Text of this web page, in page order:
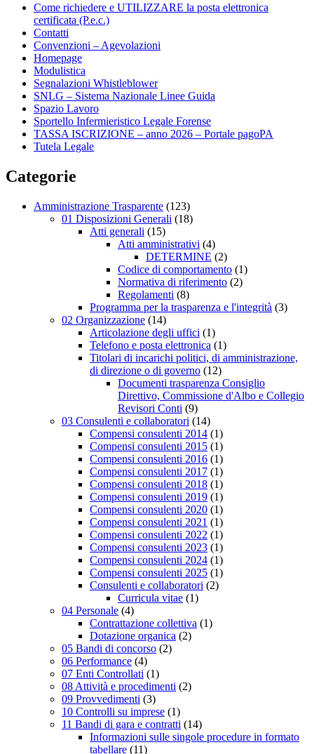
Come richiedere e UTILIZZARE la posta elettronica
certificata (P.e.c.)
Contatti
Convenzioni – Agevolazioni
Homepage
Modulistica
Segnalazioni Whistleblower
SNLG – Sistema Nazionale Linee Guida
Spazio Lavoro
Sportello Infermieristico Legale Forense
TASSA ISCRIZIONE – anno 2026 – Portale pagoPA
Tutela Legale
Categorie
Amministrazione Trasparente (123)
01 Disposizioni Generali (18)
Atti generali (15)
Atti amministrativi (4)
DETERMINE (2)
Codice di comportamento (1)
Normativa di riferimento (2)
Regolamenti (8)
Programma per la trasparenza e l'integrità (3)
02 Organizzazione (14)
Articolazione degli uffici (1)
Telefono e posta elettronica (1)
Titolari di incarichi politici, di amministrazione,
di direzione o di governo (12)
Documenti trasparenza Consiglio
Direttivo, Commissione d'Albo e Collegio
Revisori Conti (9)
03 Consulenti e collaboratori (14)
Compensi consulenti 2014 (1)
Compensi consulenti 2015 (1)
Compensi consulenti 2016 (1)
Compensi consulenti 2017 (1)
Compensi consulenti 2018 (1)
Compensi consulenti 2019 (1)
Compensi consulenti 2020 (1)
Compensi consulenti 2021 (1)
Compensi consulenti 2022 (1)
Compensi consulenti 2023 (1)
Compensi consulenti 2024 (1)
Compensi consulenti 2025 (1)
Consulenti e collaboratori (2)
Curricula vitae (1)
04 Personale (4)
Contrattazione collettiva (1)
Dotazione organica (2)
05 Bandi di concorso (2)
06 Performance (4)
07 Enti Controllati (1)
08 Attività e procedimenti (2)
09 Provvedimenti (3)
10 Controlli su imprese (1)
11 Bandi di gara e contratti (14)
Informazioni sulle singole procedure in formato
tabellare (11)